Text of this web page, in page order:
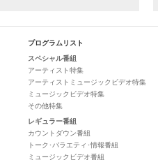
プログラムリスト
スペシャル番組
アーティスト特集
アーティストミュージックビデオ特集
ミュージックビデオ特集
その他特集
レギュラー番組
カウントダウン番組
トーク･バラエティ･情報番組
ミュージックビデオ番組